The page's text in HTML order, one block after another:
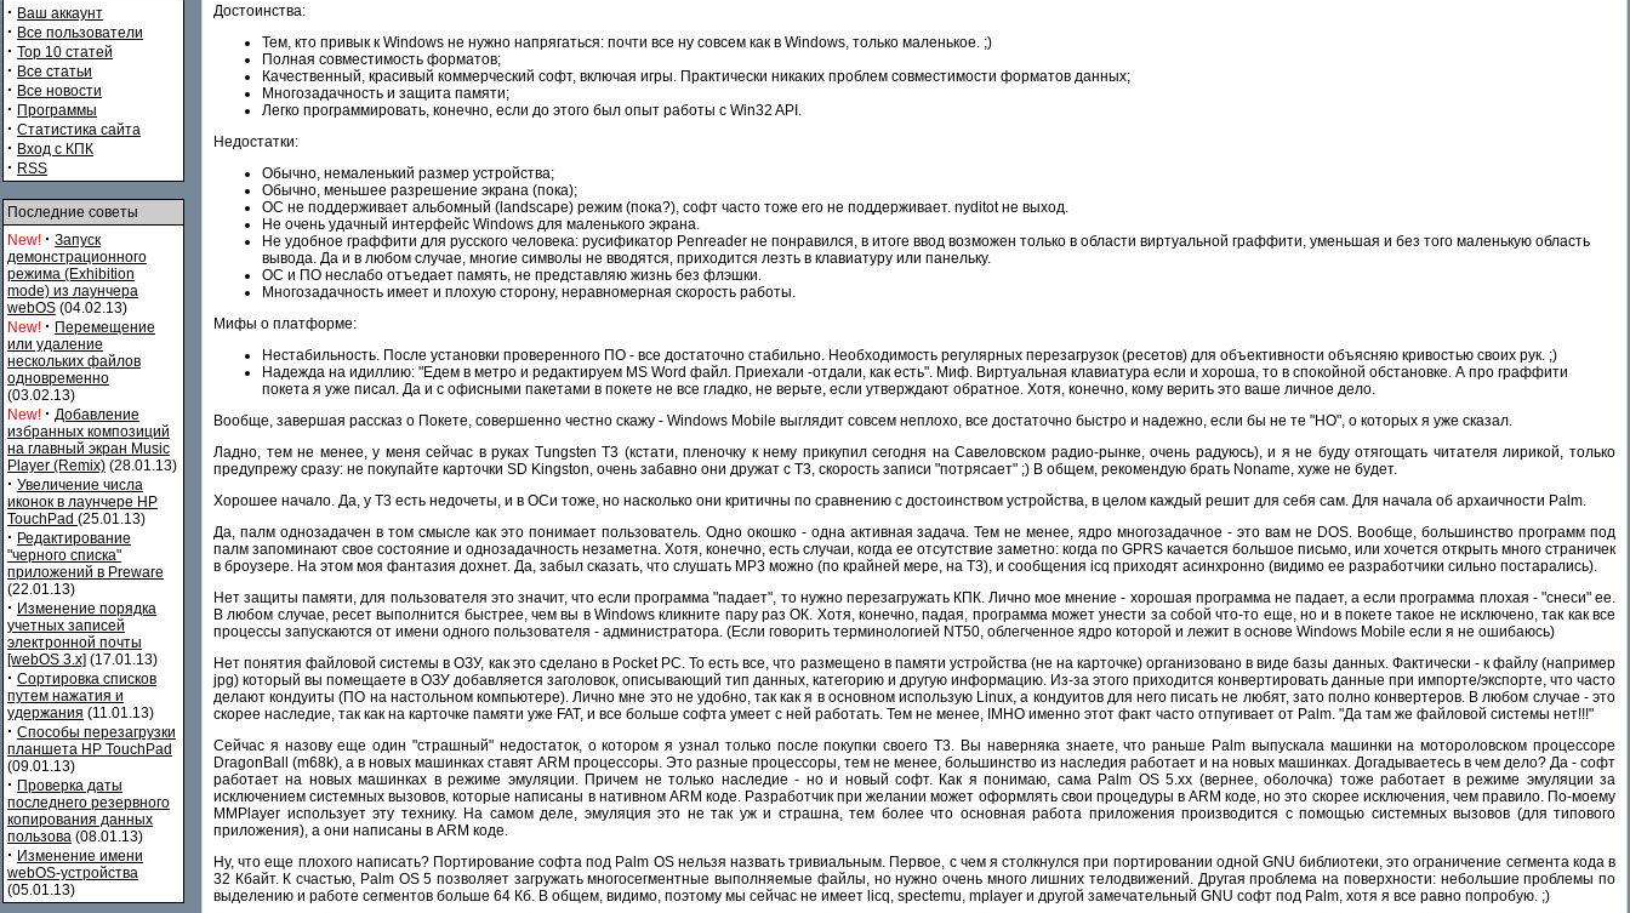
· Ваш аккаунт
· Все пользователи
· Top 10 статей
· Все статьи
· Все новости
· Программы
· Статистика сайта
· Вход с КПК
· RSS
Последние советы
New! · Запуск
демонстрационного
режима (Exhibition
mode) из лаунчера
webOS (04.02.13)
New! · Перемещение
или удаление
нескольких файлов
одновременно
(03.02.13)
New! · Добавление
избранных композиций
на главный экран Music
Player (Remix) (28.01.13)
· Увеличение числа
иконок в лаунчере HP
TouchPad (25.01.13)
· Редактирование
"черного списка"
приложений в Preware
(22.01.13)
· Изменение порядка
учетных записей
электронной почты
[webOS 3.x] (17.01.13)
· Сортировка списков
путем нажатия и
удержания (11.01.13)
· Способы перезагрузки
планшета HP TouchPad
(09.01.13)
· Проверка даты
последнего резервного
копирования данных
пользова (08.01.13)
· Изменение имени
webOS-устройства
(05.01.13)
Достоинства:
Тем, кто привык к Windows не нужно напрягаться: почти все ну совсем как в Windows, только маленькое. ;)
Полная совместимость форматов;
Качественный, красивый коммерческий софт, включая игры. Практически никаких проблем совместимости форматов данных;
Многозадачность и защита памяти;
Легко программировать, конечно, если до этого был опыт работы с Win32 API.
Недостатки:
Обычно, немаленький размер устройства;
Обычно, меньшее разрешение экрана (пока);
ОС не поддерживает альбомный (landscape) режим (пока?), софт часто тоже его не поддерживает. nyditot не выход.
Не очень удачный интерфейс Windows для маленького экрана.
Не удобное граффити для русского человека: русификатор Penreader не понравился, в итоге ввод возможен только в области виртуальной граффити, уменьшая и без того маленькую область
вывода. Да и в любом случае, многие символы не вводятся, приходится лезть в клавиатуру или панельку.
ОС и ПО неслабо отъедает память, не представляю жизнь без флэшки.
Многозадачность имеет и плохую сторону, неравномерная скорость работы.
Мифы о платформе:
Нестабильность. После установки проверенного ПО - все достаточно стабильно. Необходимость регулярных перезагрузок (ресетов) для объективности объясняю кривостью своих рук. ;)
Надежда на идиллию: "Едем в метро и редактируем MS Word файл. Приехали -отдали, как есть". Миф. Виртуальная клавиатура если и хороша, то в спокойной обстановке. А про граффити
покета я уже писал. Да и с офисными пакетами в покете не все гладко, не верьте, если утверждают обратное. Хотя, конечно, кому верить это ваше личное дело.
Вообще, завершая рассказ о Покете, совершенно честно скажу - Windows Mobile выглядит совсем неплохо, все достаточно быстро и надежно, если бы не те "НО", о которых я уже сказал.
Ладно, тем не менее, у меня сейчас в руках Tungsten T3 (кстати, пленочку к нему прикупил сегодня на Савеловском радио-рынке, очень радуюсь), и я не буду отягощать читателя лирикой, только
предупрежу сразу: не покупайте карточки SD Kingston, очень забавно они дружат с T3, скорость записи "потрясает" ;) В общем, рекомендую брать Noname, хуже не будет.
Хорошее начало. Да, у T3 есть недочеты, и в ОСи тоже, но насколько они критичны по сравнению с достоинством устройства, в целом каждый решит для себя сам. Для начала об архаичности Palm.
Да, палм однозадачен в том смысле как это понимает пользователь. Одно окошко - одна активная задача. Тем не менее, ядро многозадачное - это вам не DOS. Вообще, большинство программ под
палм запоминают свое состояние и однозадачность незаметна. Хотя, конечно, есть случаи, когда ее отсутствие заметно: когда по GPRS качается большое письмо, или хочется открыть много страничек
в броузере. На этом моя фантазия дохнет. Да, забыл сказать, что слушать MP3 можно (по крайней мере, на T3), и сообщения icq приходят асинхронно (видимо ее разработчики сильно постарались).
Нет защиты памяти, для пользователя это значит, что если программа "падает", то нужно перезагружать КПК. Лично мое мнение - хорошая программа не падает, а если программа плохая - "снеси" ее.
В любом случае, ресет выполнится быстрее, чем вы в Windows кликните пару раз ОК. Хотя, конечно, падая, программа может унести за собой что-то еще, но и в покете такое не исключено, так как все
процессы запускаются от имени одного пользователя - администратора. (Если говорить терминологией NT50, облегченное ядро которой и лежит в основе Windows Mobile если я не ошибаюсь)
Нет понятия файловой системы в ОЗУ, как это сделано в Pocket PC. То есть все, что размещено в памяти устройства (не на карточке) организовано в виде базы данных. Фактически - к файлу (например
jpg) который вы помещаете в ОЗУ добавляется заголовок, описывающий тип данных, категорию и другую информацию. Из-за этого приходится конвертировать данные при импорте/экспорте, что часто
делают кондуиты (ПО на настольном компьютере). Лично мне это не удобно, так как я в основном использую Linux, а кондуитов для него писать не любят, зато полно конвертеров. В любом случае - это
скорее наследие, так как на карточке памяти уже FAT, и все больше софта умеет с ней работать. Тем не менее, IMHO именно этот факт часто отпугивает от Palm. "Да там же файловой системы нет!!!"
Сейчас я назову еще один "страшный" недостаток, о котором я узнал только после покупки своего T3. Вы наверняка знаете, что раньше Palm выпускала машинки на мотороловском процессоре
DragonBall (m68k), а в новых машинках ставят ARM процессоры. Это разные процессоры, тем не менее, большинство из наследия работает и на новых машинках. Догадываетесь в чем дело? Да - софт
работает на новых машинках в режиме эмуляции. Причем не только наследие - но и новый софт. Как я понимаю, сама Palm OS 5.xx (вернее, оболочка) тоже работает в режиме эмуляции за
исключением системных вызовов, которые написаны в нативном ARM коде. Разработчик при желании может оформлять свои процедуры в ARM коде, но это скорее исключения, чем правило. По-моему
MMPlayer использует эту технику. На самом деле, эмуляция это не так уж и страшна, тем более что основная работа приложения производится с помощью системных вызовов (для типового
приложения), а они написаны в ARM коде.
Ну, что еще плохого написать? Портирование софта под Palm OS нельзя назвать тривиальным. Первое, с чем я столкнулся при портировании одной GNU библиотеки, это ограничение сегмента кода в
32 Кбайт. К счастью, Palm OS 5 позволяет загружать многосегментные выполняемые файлы, но нужно очень много лишних телодвижений. Другая проблема на поверхности: небольшие проблемы по
выделению и работе сегментов больше 64 Кб. В общем, видимо, поэтому мы сейчас не имеет licq, spectemu, mplayer и другой замечательный GNU софт под Palm, хотя я все равно попробую. ;)